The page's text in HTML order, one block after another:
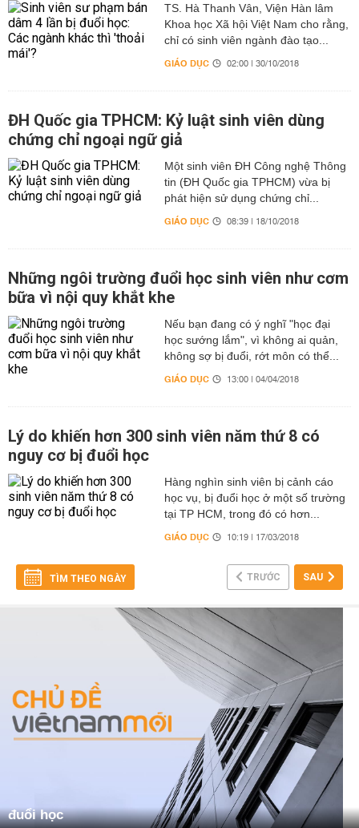
TS. Hà Thanh Vân, Viện Hàn lâm
Khoa học Xã hội Việt Nam cho rằng,
chỉ có sinh viên ngành đào tạo...
GIÁO DỤC 02:00 | 30/10/2018
ĐH Quốc gia TPHCM: Kỷ luật sinh viên dùng
chứng chỉ ngoại ngữ giả
Một sinh viên ĐH Công nghệ Thông
tin (ĐH Quốc gia TPHCM) vừa bị
phát hiện sử dụng chứng chỉ...
GIÁO DỤC 08:39 | 18/10/2018
Những ngôi trường đuổi học sinh viên như cơm
bữa vì nội quy khắt khe
Nếu bạn đang có ý nghĩ "học đại
học sướng lắm", vì không ai quản,
không sợ bị đuổi, rớt môn có thể...
GIÁO DỤC 13:00 | 04/04/2018
Lý do khiến hơn 300 sinh viên năm thứ 8 có
nguy cơ bị đuổi học
Hàng nghìn sinh viên bị cảnh cáo
học vụ, bị đuổi học ở một số trường
tại TP HCM, trong đó có hơn...
GIÁO DỤC 10:19 | 17/03/2018
TÌM THEO NGÀY TRƯỚC SAU
đuổi học